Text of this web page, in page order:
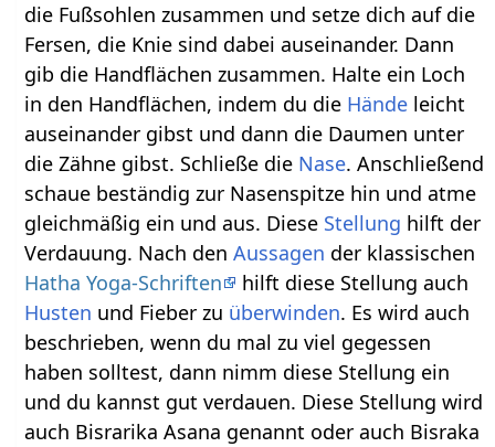
die Fußsohlen zusammen und setze dich auf die
Fersen, die Knie sind dabei auseinander. Dann
gib die Handflächen zusammen. Halte ein Loch
in den Handflächen, indem du die Hände leicht
auseinander gibst und dann die Daumen unter
die Zähne gibst. Schließe die Nase. Anschließend
schaue beständig zur Nasenspitze hin und atme
gleichmäßig ein und aus. Diese Stellung hilft der
Verdauung. Nach denAussagen der klassischen
Hatha Yoga-Schriften
hilft diese Stellung auch
Husten und Fieber zu überwinden. Es wird auch
beschrieben, wenn du mal zu viel gegessen
haben solltest, dann nimm diese Stellung ein
und du kannst gut verdauen. Diese Stellung wird
auch Bisrarika Asana genannt oder auch Bisraka